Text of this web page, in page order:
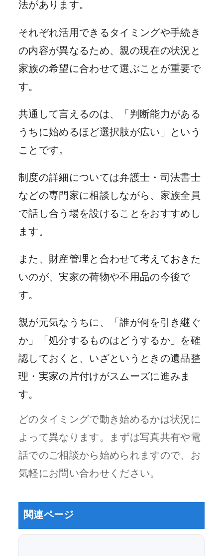
法があります。
それぞれ活用できるタイミングや手続き
の内容が異なるため、親の現在の状況と
家族の希望に合わせて選ぶことが重要で
す。
共通して言えるのは、「判断能力がある
うちに始めるほど選択肢が広い」という
ことです。
制度の詳細については弁護士・司法書士
などの専門家に相談しながら、家族全員
で話し合う場を設けることをおすすめし
ます。
また、財産管理と合わせて考えておきた
いのが、実家の荷物や不用品の今後で
す。
親が元気なうちに、「誰が何を引き継ぐ
か」「処分するものはどうするか」を確
認しておくと、いざというときの遺品整
理・実家の片付けがスムーズに進みま
す。
どのタイミングで動き始めるかは状況に
よって異なります。まずは写真共有や電
話でのご相談から始められますので、お
気軽にお問い合わせください。
関連ページ